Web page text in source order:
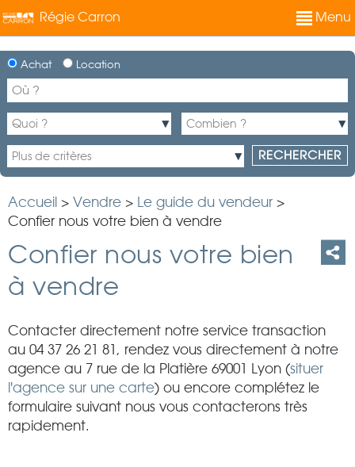
Régie Carron Menu
Achat Location
Accueil > Vendre > Le guide du vendeur >
Confier nous votre bien à vendre
Confier nous votre bien
à vendre
Contacter directement notre service transaction
au 04 37 26 21 81, rendez vous directement à notre
agence au 7 rue de la Platière 69001 Lyon (situer
l'agence sur une carte) ou encore complétez le
formulaire suivant nous vous contacterons très
rapidement.